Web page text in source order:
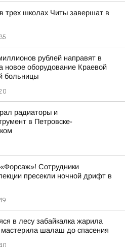
трех школах Читы завершат в
рублей направят в
новое оборудование Краевой
больницы
радиаторы и
в Петровске-
Сотрудники
пресекли ночной дрифт в
в лесу забайкалка жарила
шалаш до спасения